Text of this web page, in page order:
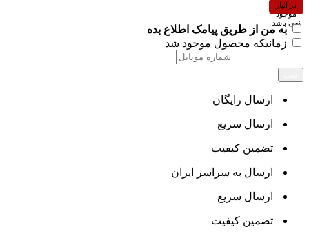
در انبار
موجود
نمی باشد
به من از طریق پیامک اطلاع بده
زمانیکه محصول موجود شد
ارسال رایگان
ارسال سریع
تضمین کیفیت
ارسال به سراسر ایران
ارسال سریع
تضمین کیفیت